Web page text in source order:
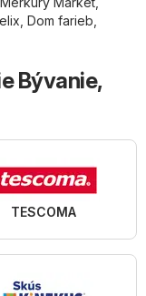
Dom farieb
Bývanie,
TESCOMA